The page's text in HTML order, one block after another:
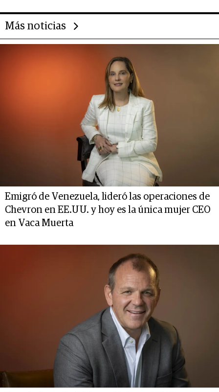
Más noticias
Emigró de Venezuela, lideró las operaciones de
Chevron en EE.UU. y hoy es la única mujer CEO
en Vaca Muerta